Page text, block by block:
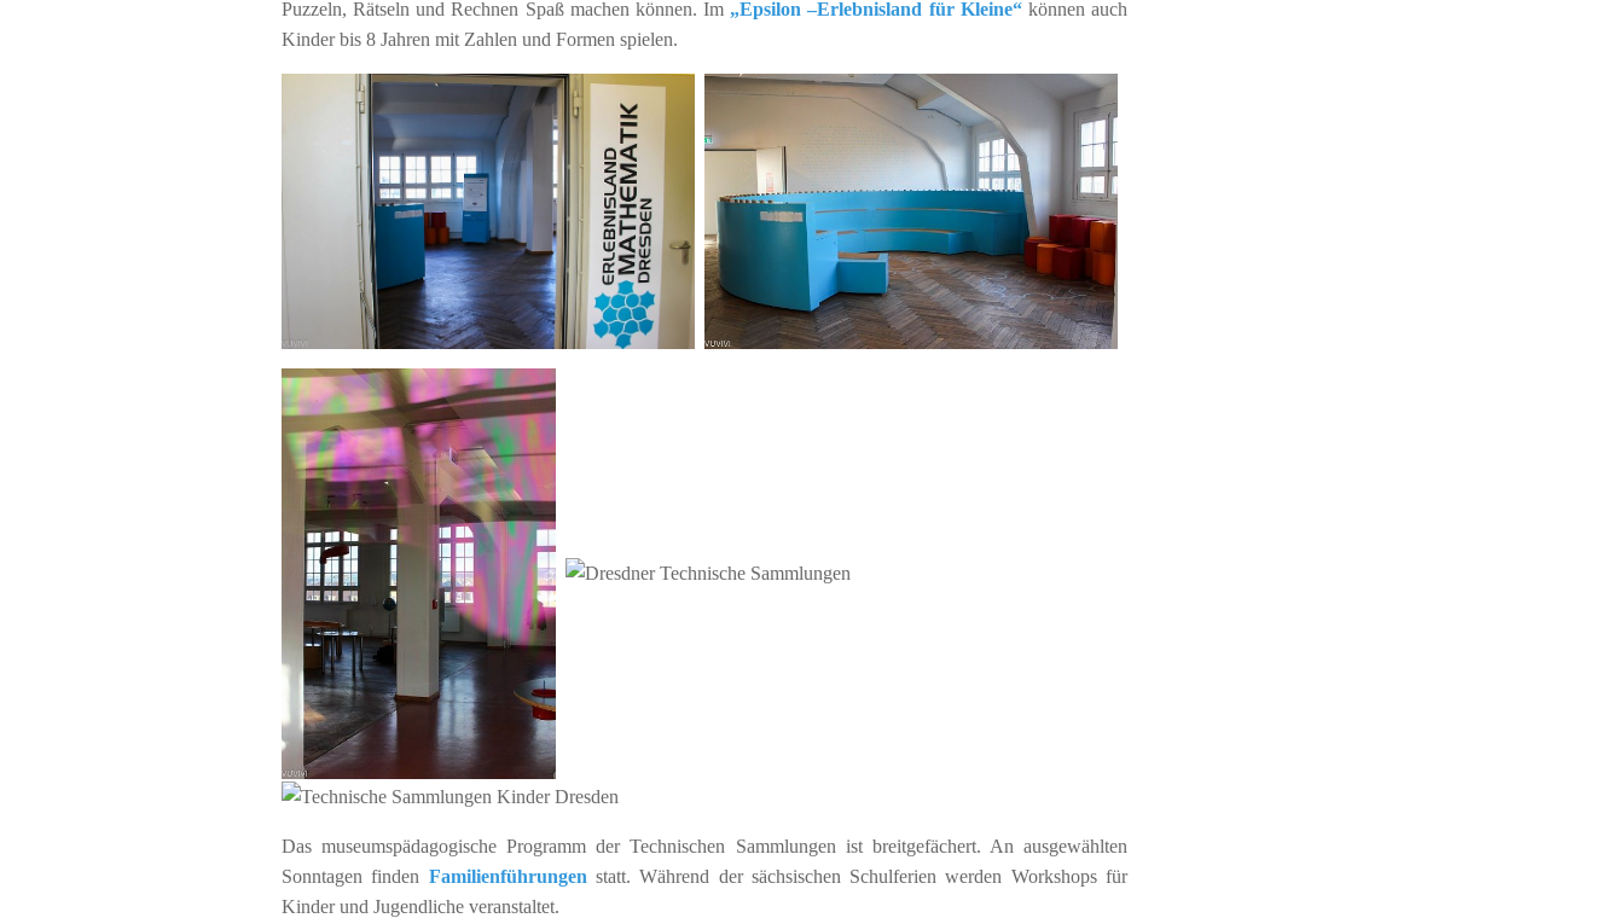
Puzzeln, Rätseln und Rechnen Spaß machen können. Im „Epsilon –Erlebnisland für Kleine“können auch
Kinder bis 8 Jahren mit Zahlen und Formen spielen.
Das museumspädagogische Programm der Technischen Sammlungen ist breitgefächert. An ausgewählten
Sonntagen finden Familienführungen statt. Während der sächsischen Schulferien werden Workshops für
Kinder und Jugendliche veranstaltet.